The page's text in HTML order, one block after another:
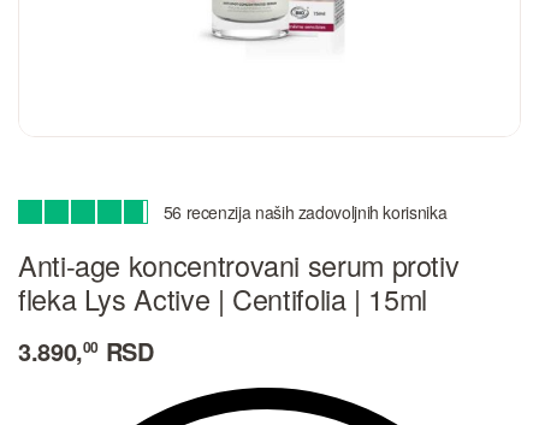
56
Anti-age koncentrovani serum protiv
fleka Lys Active | Centifolia | 15ml
3.890,00 RSD